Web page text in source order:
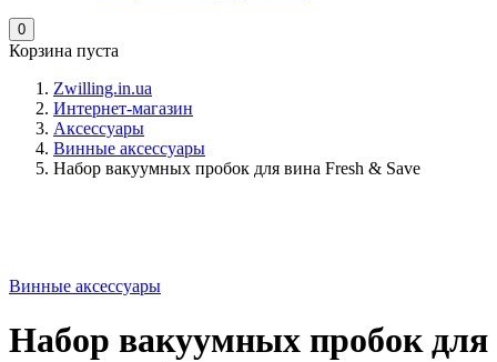
0
Корзина пуста
Zwilling.in.ua
Интернет-магазин
Аксессуары
Винные аксессуары
Набор вакуумных пробок для вина Fresh & Save
Винные аксессуары
Набор вакуумных пробок для